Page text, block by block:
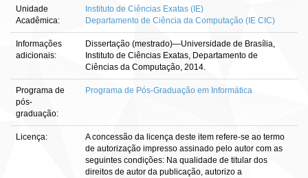
Unidade
Acadêmica:
Instituto de Ciências Exatas (IE)
Departamento de Ciência da Computação (IE CIC)
Informações
adicionais:
Dissertação (mestrado)—Universidade de Brasília,
Instituto de Ciências Exatas, Departamento de
Ciências da Computação, 2014.
Programa de
pós-
graduação:
Programa de Pós-Graduação em Informática
Licença:
A concessão da licença deste item refere-se ao termo
de autorização impresso assinado pelo autor com as
seguintes condições: Na qualidade de titular dos
direitos de autor da publicação, autorizo a